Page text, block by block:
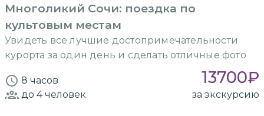
Многоликий Сочи: поездка по
культовым местам
Увидеть все лучшие достопримечательности
курорта за один день и сделать отличные фото
8 часов 13700₽
до 4человек за экскурсию